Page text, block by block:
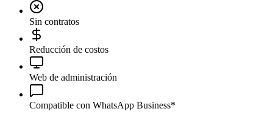
Sin contratos
Reducción de costos
Web de administración
Compatible con WhatsApp Business*